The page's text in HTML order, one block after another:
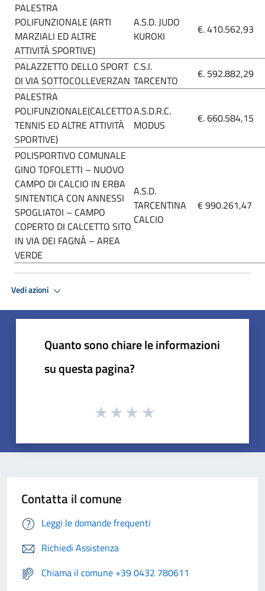
PALESTRA
POLIFUNZIONALE (ARTI
MARZIALI ED ALTRE
ATTIVITÀ SPORTIVE)
A.S.D. JUDO
KUROKI
€. 410.562,93
PALAZZETTO DELLO SPORT
DI VIA SOTTOCOLLEVERZAN
C.S.I.
TARCENTO
€. 592.882,29
PALESTRA
POLIFUNZIONALE(CALCETTO
TENNIS ED ALTRE ATTIVITÀ
SPORTIVE)
A.S.D.R.C.
MODUS
€. 660.584,15
POLISPORTIVO COMUNALE
GINO TOFOLETTI – NUOVO
CAMPO DI CALCIO IN ERBA
SINTENTICA CON ANNESSI
SPOGLIATOI – CAMPO
COPERTO DI CALCETTO SITO
IN VIA DEI FAGNÀ – AREA
VERDE
A.S.D.
TARCENTINA
CALCIO
€ 990.261,47
Vedi azioni
Quanto sono chiare le informazioni
su questa pagina?
Contatta il comune
Leggi le domande frequenti
Richiedi Assistenza
Chiama il comune +39 0432 780611